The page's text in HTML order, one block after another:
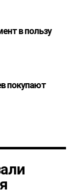
в пользу
покупают